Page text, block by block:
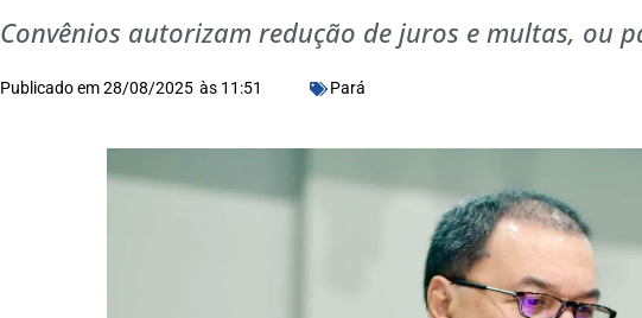
Convênios autorizam redução de juros e multas, ou
Publicado em28/08/2025 às 11:51 Pará